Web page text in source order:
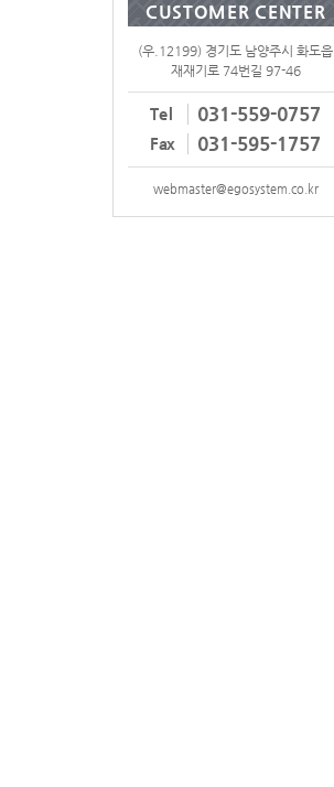
CUSTOMER CENTER
(우.12199) 경기도 남양주시 화도읍
재재기로 74번길 97-46
Tel 031-559-0757
Fax 031-595-1757
webmaster@egosystem.co.kr